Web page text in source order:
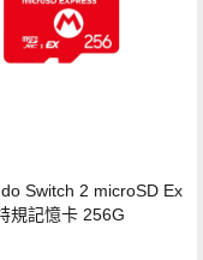
Switch 2 microSD Ex
規記憶卡 256G